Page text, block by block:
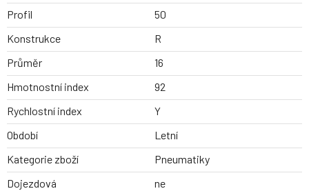
Profil
50
Konstrukce
R
Průměr
16
Hmotnostní index
92
Rychlostní index
Y
Období
Letní
Kategorie zboží
Pneumatiky
Dojezdová
ne